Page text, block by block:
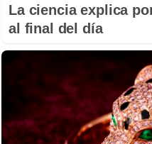
La ciencia explica
al final del día